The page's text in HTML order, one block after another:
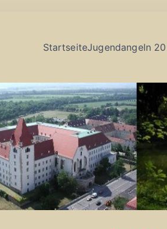
StartseiteJugendangeln